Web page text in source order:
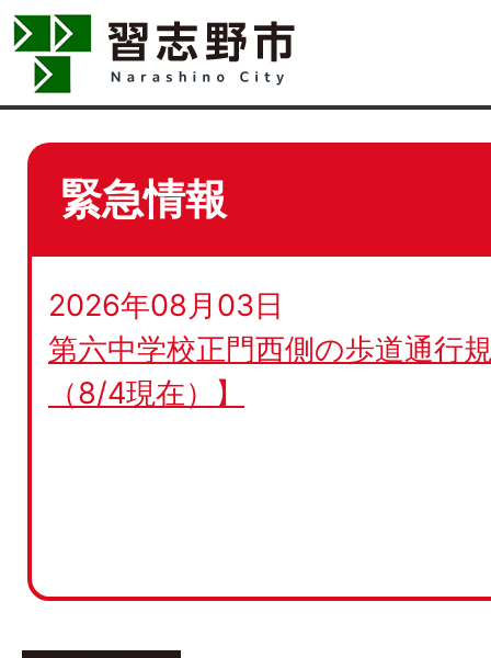
緊急情報
2026年08月03日
第六中学校正門西側の歩道通行
（8/4現在）】